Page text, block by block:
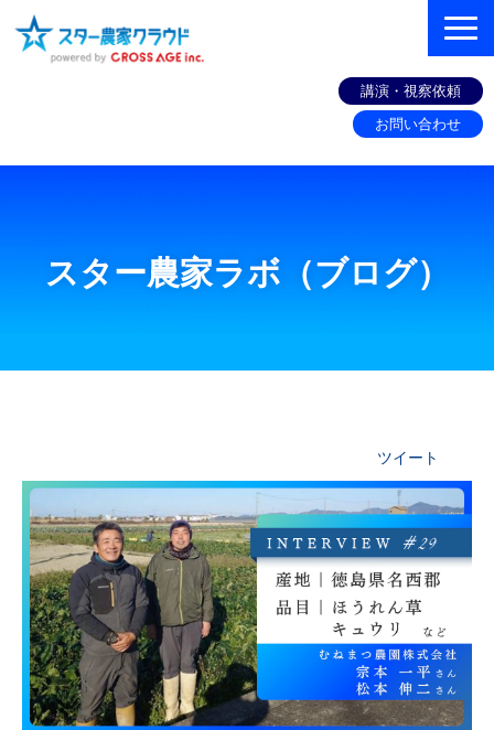
講演・視察依頼
お問い合わせ
お客様の声
スター農家ラボ（ブログ）
ツイート